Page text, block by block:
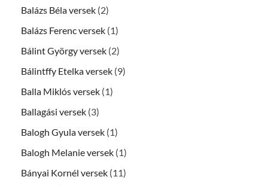
Balázs Béla versek (2)
Balázs Ferenc versek (1)
Bálint György versek (2)
Bálintffy Etelka versek (9)
Balla Miklós versek (1)
Ballagási versek (3)
Balogh Gyula versek (1)
Balogh Melanie versek (1)
Bányai Kornél versek (11)